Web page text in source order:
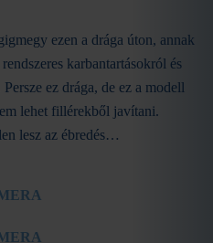
ezen a drága úton, annak
karbantartásokról és
ez drága, de ez a modell
lehet fillérekből javítani.
lesz az ébredés…